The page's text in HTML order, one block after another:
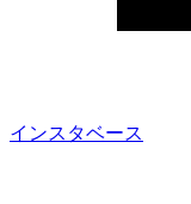
インスタベース